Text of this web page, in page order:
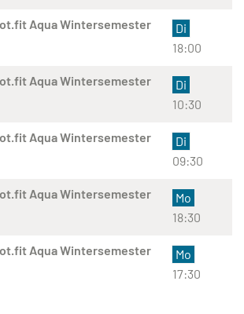
Aqua Wintersemester
Di
18:00
Aqua Wintersemester
Di
10:30
Aqua Wintersemester
Di
09:30
Aqua Wintersemester
Mo
18:30
Aqua Wintersemester
Mo
17:30